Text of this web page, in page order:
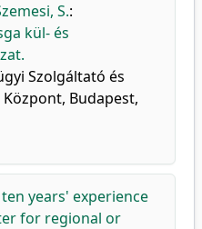
S.:
kül- és
Szolgáltató és
Budapest,
years' experience
for regional or